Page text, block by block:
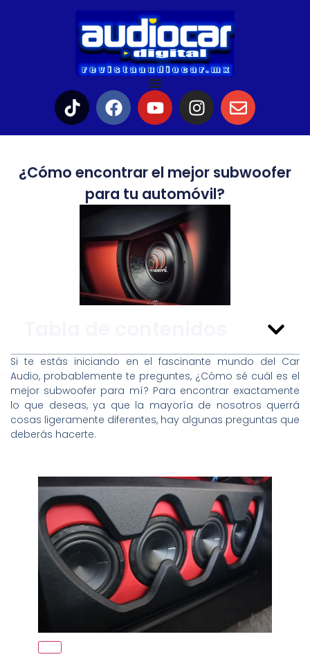
¿Cómo encontrar el mejor subwoofer
para tu automóvil?
Si te estás iniciando en el fascinante mundo del Car
Audio, probablemente te preguntes, ¿Cómo sé cuál es el
mejor subwoofer para mí? Para encontrar exactamente
lo que deseas, ya que la mayoría de nosotros querrá
cosas ligeramente diferentes, hay algunas preguntas que
deberás hacerte.